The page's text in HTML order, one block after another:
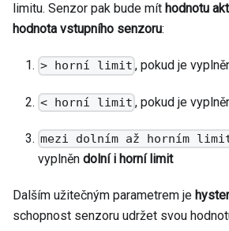
limitu. Senzor pak bude mít hodnotu
hodnota vstupního senzoru:
> horní limit , pokud je
< horní limit , pokud je
mezi dolním až horním
vyplněn dolní i horní limit
Dalším užitečným parametrem je
schopnost senzoru udržet svou